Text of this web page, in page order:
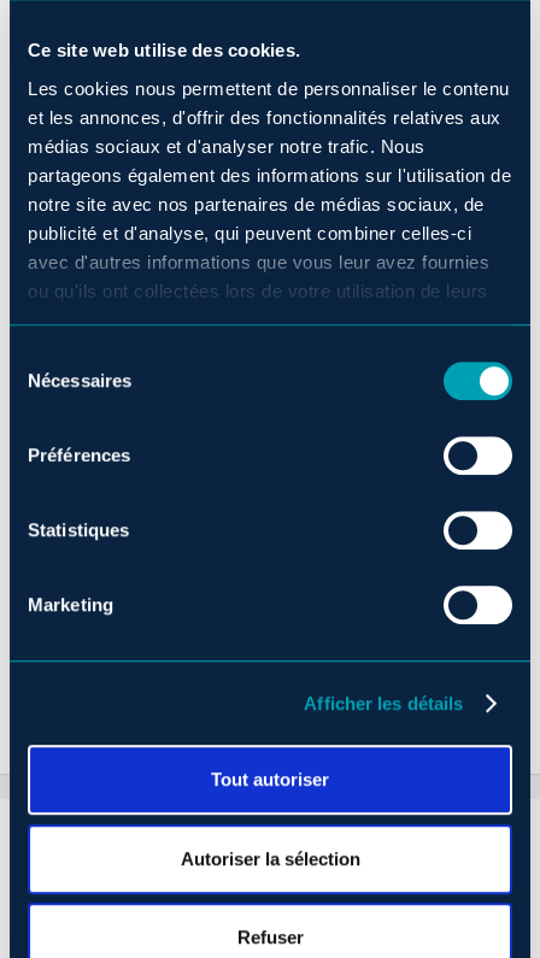
Ce site web utilise des cookies.
Les cookies nous permettent de personnaliser le contenu
et les annonces, d'offrir des fonctionnalités relatives aux
médias sociaux et d'analyser notre trafic. Nous
partageons également des informations sur l'utilisation de
notre site avec nos partenaires de médias sociaux, de
publicité et d'analyse, qui peuvent combiner celles-ci
avec d'autres informations que vous leur avez fournies
ou qu'ils ont collectées lors de votre utilisation de leurs
services.
Nécessaires
Préférences
Statistiques
Marketing
Afficher les détails
Tout autoriser
Autoriser la sélection
Refuser
2, rue Pierre-Olivier-Chauveau